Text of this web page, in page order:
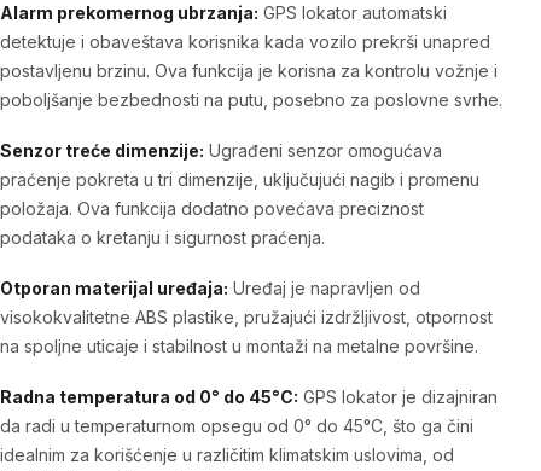
Alarm prekomernog ubrzanja: GPS lokator automatski
detektuje i obaveštava korisnika kada vozilo prekrši unapred
postavljenu brzinu. Ova funkcija je korisna za kontrolu vožnje i
poboljšanje bezbednosti na putu, posebno za poslovne svrhe.
Senzor treće dimenzije: Ugrađeni senzor omogućava
praćenje pokreta u tri dimenzije, uključujući nagib i promenu
položaja. Ova funkcija dodatno povećava preciznost
podataka o kretanju i sigurnost praćenja.
Otporan materijal uređaja: Uređaj je napravljen od
visokokvalitetne ABS plastike, pružajući izdržljivost, otpornost
na spoljne uticaje i stabilnost u montaži na metalne površine.
Radna temperatura od 0° do 45°C: GPS lokator je dizajniran
da radi u temperaturnom opsegu od 0° do 45°C, što ga čini
idealnim za korišćenje u različitim klimatskim uslovima, od